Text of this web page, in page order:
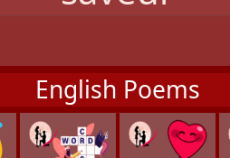
English Poems